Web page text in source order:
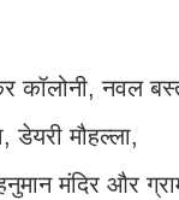
कॉलोनी, नवल
डेयरी मौहल्ला,
मंदिर और